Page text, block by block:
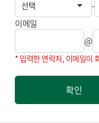
-
이메일
필수
@
* 입력한 연락처, 이메일이
확인